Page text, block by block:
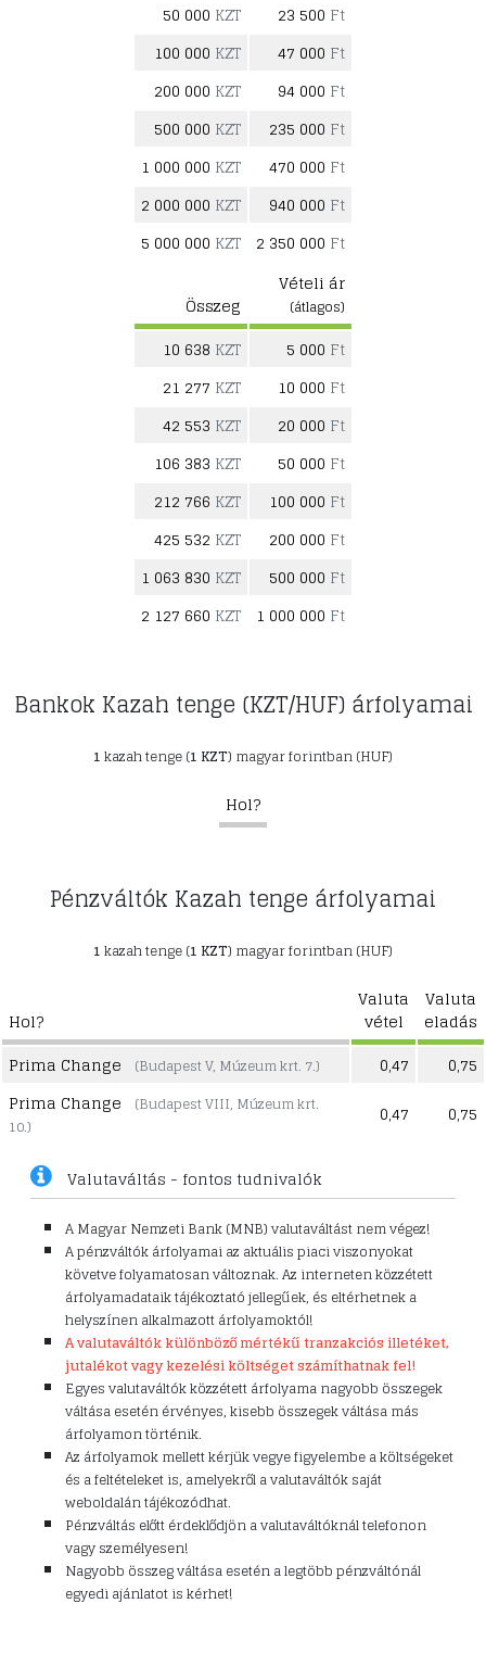
50 000 KZT 23 500 Ft
100 000 KZT 47 000 Ft
200 000 KZT 94 000 Ft
500 000 KZT 235 000 Ft
1 000 000 KZT 470 000 Ft
2 000 000 KZT 940 000 Ft
5 000 000 KZT 2 350 000 Ft
Összeg
Vételi ár
(átlagos)
10 638 KZT 5 000 Ft
21 277 KZT 10 000 Ft
42 553 KZT 20 000 Ft
106 383 KZT 50 000 Ft
212 766 KZT 100 000 Ft
425 532 KZT 200 000 Ft
1 063 830 KZT 500 000 Ft
2 127 660 KZT 1 000 000 Ft
Bankok Kazah tenge (KZT/HUF) árfolyamai
1kazah tenge (1 KZT) magyar forintban (HUF)
Hol?
Pénzváltók Kazah tenge árfolyamai
1kazah tenge (1 KZT) magyar forintban (HUF)
Hol?
Valuta
vétel
Valuta
eladás
Prima Change
(Budapest V, Múzeum krt. 7.) 0,47
0,75
Prima Change
(Budapest VIII, Múzeum krt.
10.)
0,47 0,75
Valutaváltás - fontos tudnivalók
A Magyar Nemzeti Bank (MNB) valutaváltást nem végez!
A pénzváltók árfolyamai az aktuális piaci viszonyokat
követve folyamatosan változnak. Az interneten közzétett
árfolyamadataik tájékoztató jellegűek, és eltérhetnek a
helyszínen alkalmazott árfolyamoktól!
A valutaváltók különböző mértékű tranzakciós illetéket,
jutalékot vagy kezelési költséget számíthatnak fel!
Egyes valutaváltók közzétett árfolyama nagyobb összegek
váltása esetén érvényes, kisebb összegek váltása más
árfolyamon történik.
Az árfolyamok mellett kérjük vegye figyelembe a költségeket
és a feltételeket is, amelyekről a valutaváltók saját
weboldalán tájékozódhat.
Pénzváltás előtt érdeklődjön a valutaváltóknál telefonon
vagy személyesen!
Nagyobb összeg váltása esetén a legtöbb pénzváltónál
egyedi ajánlatot is kérhet!